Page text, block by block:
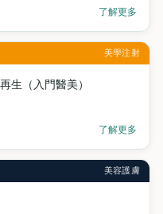
了解更多
美學注射
生（入門醫美）
了解更多
美容護膚